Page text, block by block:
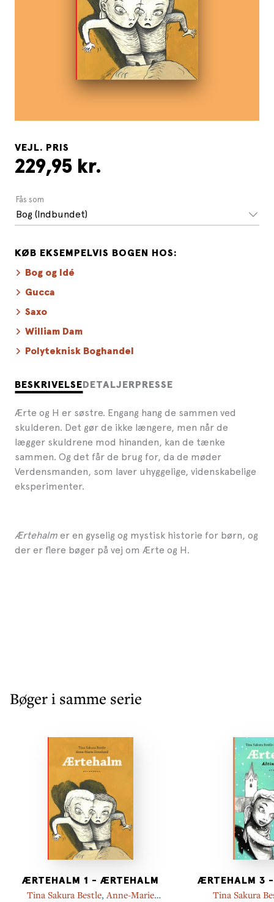
BESKRIVELSE DETALJER PRESSE
Ærte og H er søstre. Engang hang de sammen ved
skulderen. Det gør de ikke længere, men når de
lægger skuldrene mod hinanden, kan de tænke
sammen. Og det får de brug for, da de møder
Verdensmanden, som laver uhyggelige, videnskabelige
eksperimenter.
Ærtehalm er en gyselig og mystisk historie for børn, og
der er flere bøger på vej om Ærte og H.
VEJL. PRIS
229,95 kr.
Fås som
Bog (Indbundet)
KØB EKSEMPELVIS BOGEN HOS:
Bog og Idé
Gucca
Saxo
William Dam
Polyteknisk Boghandel
Bøger i samme serie
ÆRTEHALM 1 - ÆRTEHALM
Tina Sakura Bestle,Anne-Marie
ÆRTEHALM 3 -
Tina Sakura